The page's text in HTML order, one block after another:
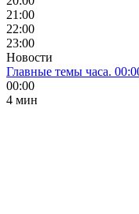
21:00
22:00
23:00
Новости
Главные темы часа.
00:00
4 мин